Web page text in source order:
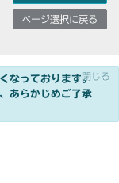
ページ選択に戻る
なっております。
あらかじめご了承
×閉じる